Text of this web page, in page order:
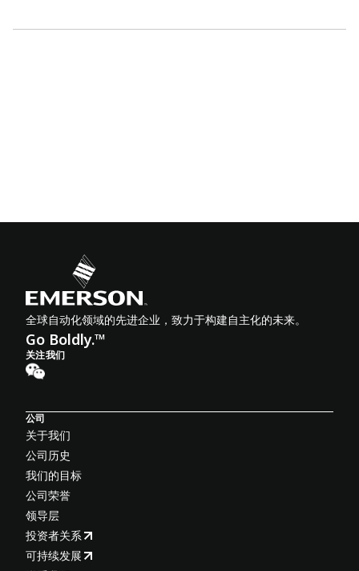
全球自动化领域的先进企业，致力于构建自主化的未来。
Go Boldly.™
关注我们
公司
关于我们
公司历史
我们的目标
公司荣誉
领导层
投资者关系
可持续发展